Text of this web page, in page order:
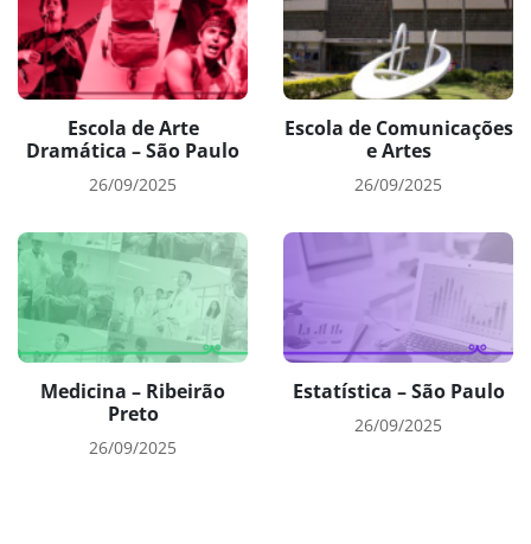
Escola de Arte
Dramática – São Paulo
26/09/2025
Escola de Comunicações
e Artes
26/09/2025
Medicina – Ribeirão
Preto
26/09/2025
Estatística – São Paulo
26/09/2025